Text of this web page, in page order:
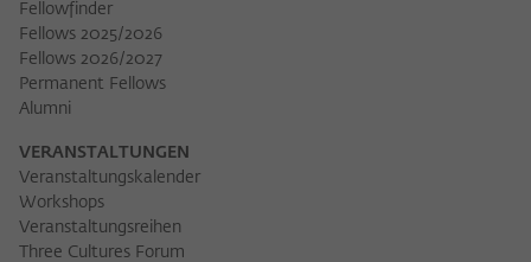
Fellowfinder
Fellows 2025/2026
Fellows 2026/2027
Permanent Fellows
Alumni
VERANSTALTUNGEN
Veranstaltungskalender
Workshops
Veranstaltungsreihen
Three Cultures Forum